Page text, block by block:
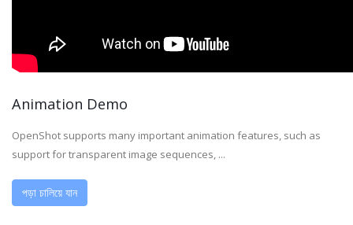
Animation Demo
OpenShot supports many important animation features, such as
support for transparent image sequences, ...
পড়া চালিয়ে যান